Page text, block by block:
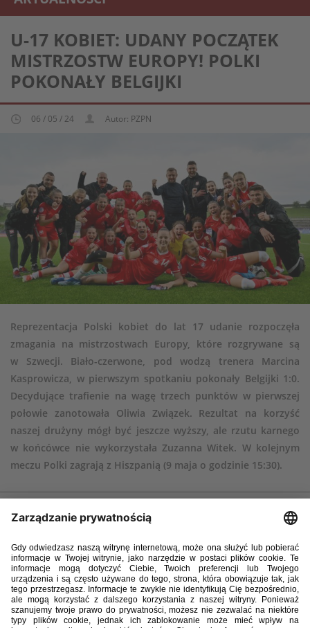
REPREZENTACJA KOBIECA U-17
U-17 KOBIET: UDANY POCZĄTEK
MISTRZOSTW EUROPY! POLKI
POKONAŁY BELGIJKI
06 / 05 / 24 Autor: PZPN
Reprezentacja Polski kobiet do lat 17 udanie rozpoczęła
zmagania na mistrzostwach Europy, które rozgrywane są
w Szwecji. Biało-czerwone, pod wodzą trenera Marcina
Kasprowicza, w pierwszym spotkaniu pokonały Belgijki 1:0.
Decydujące trafienie na wagę trzech punktów w pierwszej
połowie zanotowała Oliwia Związek. Rezultat na korzyść
naszej drużyny mógł być jeszcze wyższy, ale rzutu karnego
w końcówce nie wykorzystała Zuzanna Witek. W kolejnym
meczu Polki zagrają z Hiszpanią (9 maja o godzinie 15:30).
6 maja 2024, Lund
Bramka: Oliwia Związek 31
Polska: 1. Julia Woźniak – 6. Iga Witkowska, 2. Oliwia Łapińska, 4.
Magda Piekarska – 10. Maja Zielińska (76, 9. Anna Skrzypczyk), 20. Lena
Marczak, 8. Zuzanna Witek (90, 17. Aleksandra Kuśmierczyk), 15.
Weronika Araśniewicz, 19. Kinga Wyrwas (46, 11. Julia Ostrowska), 7.